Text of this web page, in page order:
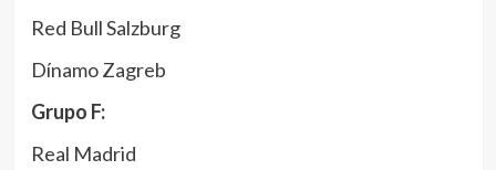
Red Bull Salzburg
Dínamo Zagreb
Grupo F:
Real Madrid